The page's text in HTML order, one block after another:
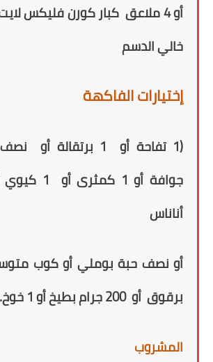
أو 4 ملاعق كبار كورن فليكس
خالي الدسم
إختيارات الفاكهة
(1 تفاحة أو أو
جوافة أو1 كمثرى أو
أناناس
أو نصف حبة بوملي أوكوب
برقوق أو 200 جرام بطيخ أو1 خوخ..)
المشروب